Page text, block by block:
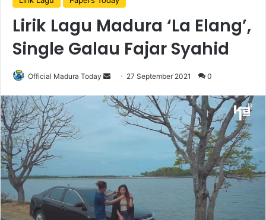
Lirik Lagu Madura ‘La Elang’,
Single Galau Fajar Syahid
Official Madura Today
n
m
a
i
27 September 2021 0